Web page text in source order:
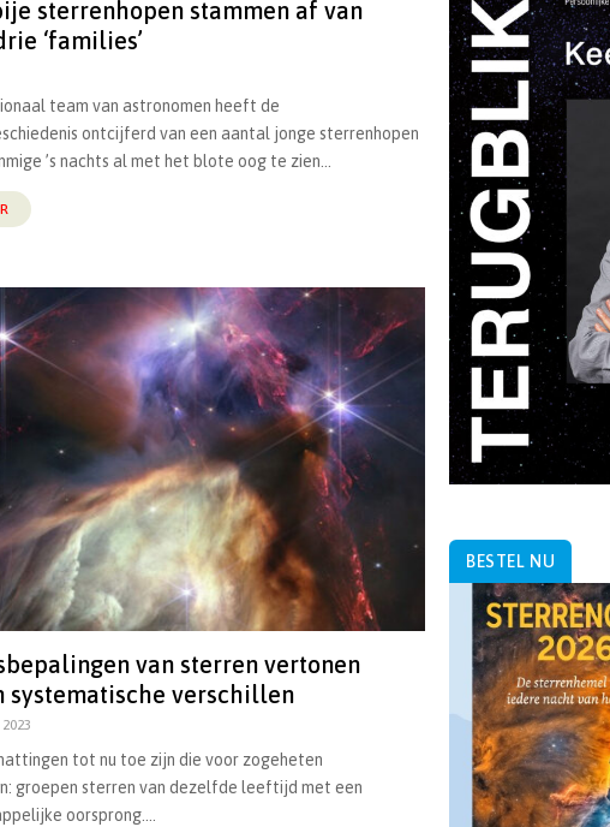
sterrenhopen stammen af van
‘families’
team van astronomen heeft de
ontcijferd van een aantal jonge sterrenhopen
’s nachts al met het blote oog te zien...
van sterren vertonen
systematische verschillen
tot nu toe zijn die voor zogeheten
groepen sterren van dezelfde leeftijd met een
oorsprong....
BESTEL NU